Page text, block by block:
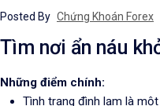
Posted By Chứng Khoán Forex
Tìm nơi ẩn náu
Những điểm chính:
Tình trạng đình lạm là